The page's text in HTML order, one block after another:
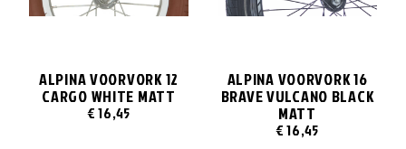
ALPINA VOORVORK 12
CARGO WHITE MATT
€16,45
ALPINA VOORVORK 16
BRAVE VULCANO BLACK
MATT
€16,45